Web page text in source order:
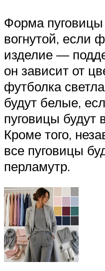
Форма
вогнутой, если
изделие —
он зависит от
футболка
будут белые,
пуговицы будут
Кроме того,
все пуговицы
перламутр.